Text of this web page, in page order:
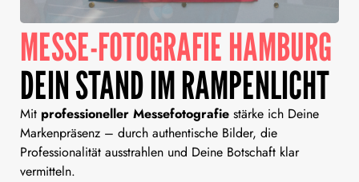
MESSE-FOTOGRAFIE HAMBURG
DEIN STAND IM RAMPENLICHT
Mit professioneller Messefotografie stärke ich Deine
Markenpräsenz – durch authentische Bilder, die
Professionalität ausstrahlen und Deine Botschaft klar
vermitteln.